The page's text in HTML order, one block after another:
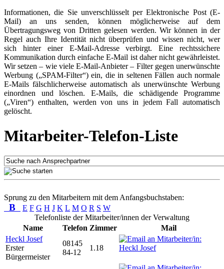
Informationen, die Sie unverschlüsselt per Elektronische Post (E-
Mail) an uns senden, können möglicherweise auf dem
Übertragungsweg von Dritten gelesen werden. Wir können in der
Regel auch Ihre Identität nicht überprüfen und wissen nicht, wer
sich hinter einer E-Mail-Adresse verbirgt. Eine rechtssichere
Kommunikation durch einfache E-Mail ist daher nicht gewährleistet.
Wir setzen – wie viele E-Mail-Anbieter – Filter gegen unerwünschte
Werbung („SPAM-Filter“) ein, die in seltenen Fällen auch normale
E-Mails fälschlicherweise automatisch als unerwünschte Werbung
einordnen und löschen. E-Mails, die schädigende Programme
(„Viren“) enthalten, werden von uns in jedem Fall automatisch
gelöscht.
Mitarbeiter-Telefon-Liste
Sprung zu den Mitarbeitern mit dem Anfangsbuchstaben:
B E F G H J K L M O R S W
Telefonliste der Mitarbeiter/innen der Verwaltung
Name
Telefon Zimmer
Mail
Heckl Josef
Erster
Bürgermeister
08145
84-12
1.18